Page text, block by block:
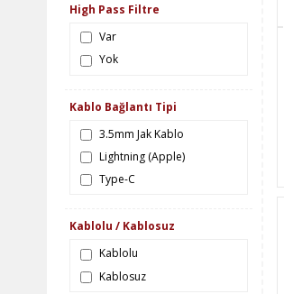
High Pass Filtre
Var
Yok
Kablo Bağlantı Tipi
3.5mm Jak Kablo
Lightning (Apple)
Type-C
Kablolu / Kablosuz
Kablolu
Kablosuz